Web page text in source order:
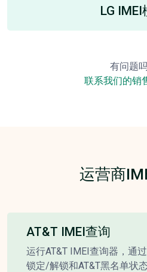
LG IMEI
有问题
联系我们的销
运营商
AT&T IMEI查询
运行AT&T IMEI查询器，通
锁定/解锁和AT&T黑名单状态